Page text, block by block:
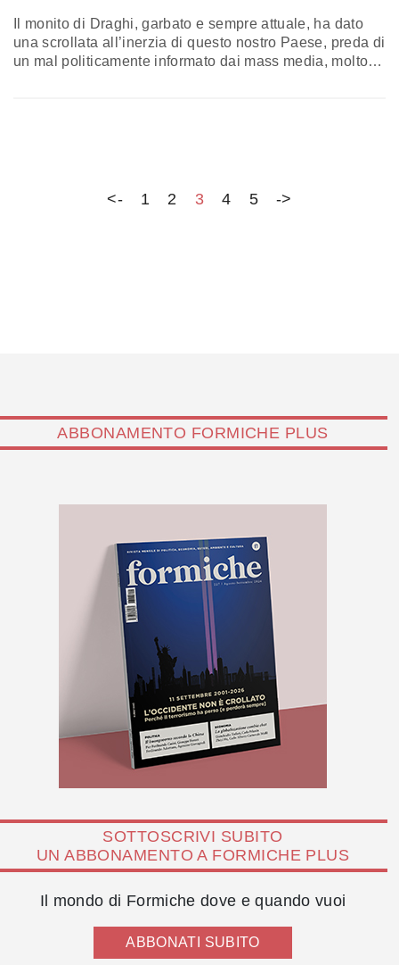
Il monito di Draghi, garbato e sempre attuale, ha dato
una scrollata all’inerzia di questo nostro Paese, preda di
un mal politicamente informato dai mass media, molto
<- 1 2 3 4 5 ->
ABBONAMENTO FORMICHE PLUS
SOTTOSCRIVI SUBITO
UN ABBONAMENTO A FORMICHE PLUS
Il mondo di Formiche dove e quando vuoi
ABBONATI SUBITO